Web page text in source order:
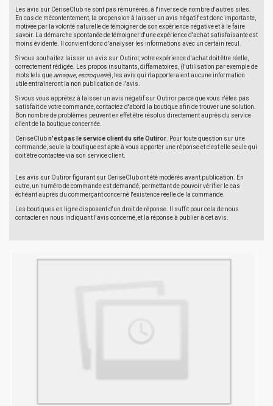
Les avis sur CeriseClub ne sont pas rémunérés, à l'inverse de nombre d'autres sites.
En cas de mécontentement, la propension à laisser un avis négatif est donc importante,
motivée par la volonté naturelle de témoigner de son expérience négative et à le faire
savoir. La démarche spontanée de témoigner d'une expérience d'achat satisfaisante est
moins évidente. Il convient donc d'analyser les informations avec un certain recul.
Si vous souhaitez laisser un avis sur Outiror, votre expérience d'achat doit être réelle,
correctement rédigée. Les propos insultants, diffamatoires, (l'utilisation par exemple de
mots tels que arnaque, escroquerie), les avis qui n'apporteraient aucune information
utile entraîneront la non publication de l'avis.
Si vous vous apprêtez à laisser un avis négatif sur Outiror parce que vous n'êtes pas
satisfait de votre commande, contactez d'abord la boutique afin de trouver une solution.
Bon nombre de problèmes peuvent en effet être résolus directement auprès du service
client de la boutique concernée.
CeriseClubn'est pas le service client du site Outiror . Pour toute question sur une
commande, seule la boutique est apte à vous apporter une réponse et c'est elle seule qui
doit être contactée via son service client.
Les avis sur Outiror figurant sur CeriseClub ont été modérés avant publication. En
outre, un numéro de commande est demandé, permettant de pouvoir vérifier le cas
échéant auprès du commerçant concerné l'existence réelle de la commande.
Les boutiques en ligne disposent d'un droit de réponse. Il suffit pour cela de nous
contacter en nous indiquant l'avis concerné, et la réponse à publier à cet avis.